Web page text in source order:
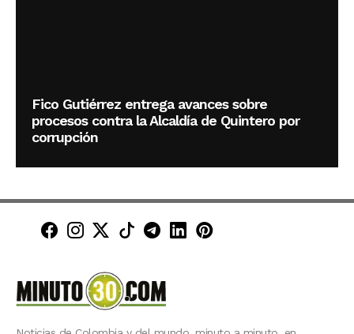
Fico Gutiérrez entrega avances sobre
procesos contra la Alcaldía de Quintero por
corrupción
Minuto30 en Facebook
Minuto30 en Instagram
Minuto30 en X (Twitter)
Minuto30 en TikTok
Canal de Minuto30 en
Minuto30 en LinkedIn
Minuto30 en